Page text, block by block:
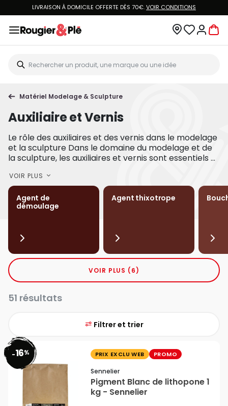
LIVRAISON À DOMICILE OFFERTE DÈS 70€.VOIR CONDITIONS
Matériel Modelage & Sculpture
Auxiliaire et Vernis
Le rôle des auxiliaires et des vernis dans le modelage
et la sculpture Dans le domaine du modelage et de
la sculpture, les auxiliaires et vernis sont essentiels ...
VOIR PLUS
Agent de
démoulage
Agent thixotrope
VOIR PLUS (6)
51 résultats
Filtrer et trier
-16% PRIX EXCLU WEB PROMO
Sennelier
Pigment Blanc de lithopone 1
kg - Sennelier